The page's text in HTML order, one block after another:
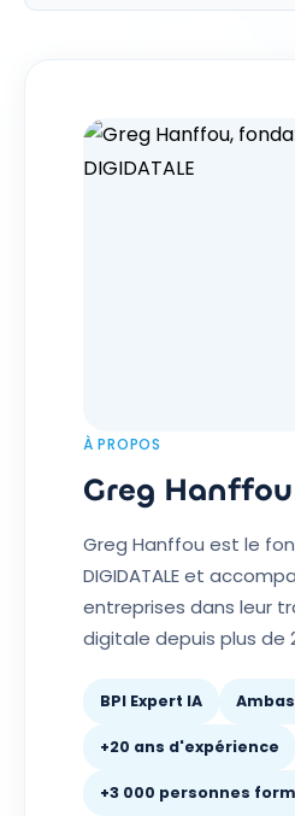
À PROPOS
Greg Hanffou
Greg Hanffou est le
DIGIDATALE et
entreprises dans leur
digitale depuis plus de
BPI Expert IA
+20 ans d'expérience
+3 000 personnes